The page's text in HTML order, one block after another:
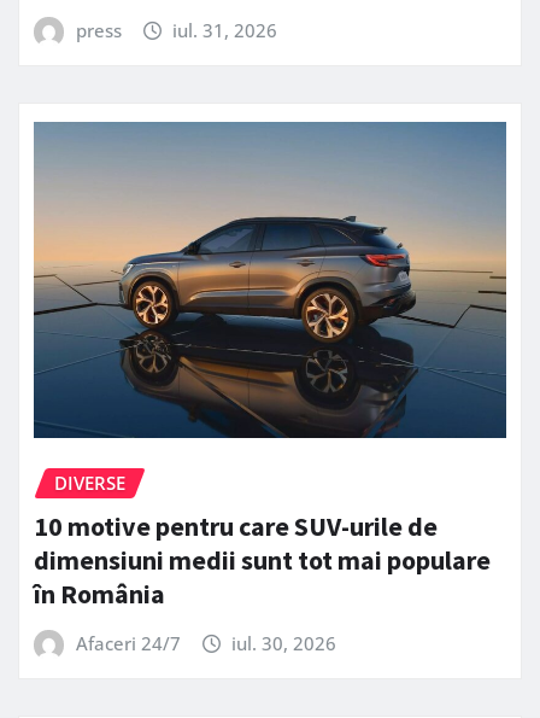
press iul. 31, 2026
DIVERSE
10 motive pentru care SUV-urile de
dimensiuni medii sunt tot mai populare
în România
Afaceri 24/7 iul. 30, 2026